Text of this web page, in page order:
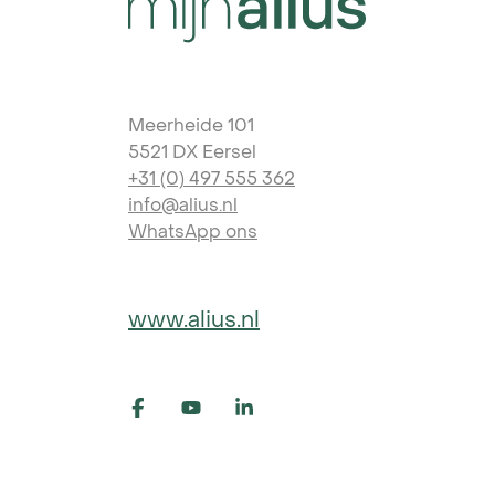
Meerheide 101
5521 DX Eersel
+31 (0) 497 555 362
info@alius.nl
WhatsApp ons
www.alius.nl